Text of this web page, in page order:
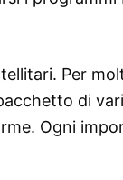
Per
di
Ogni